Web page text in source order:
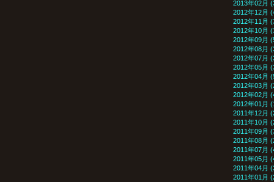
2013年02月
2012年12月
2012年11月
2012年10月
2012年09月
2012年08月
2012年07月
2012年05月
2012年04月
2012年03月
2012年02月
2012年01月
2011年12月
2011年10月
2011年09月
2011年08月
2011年07月
2011年05月
2011年04月
2011年01月